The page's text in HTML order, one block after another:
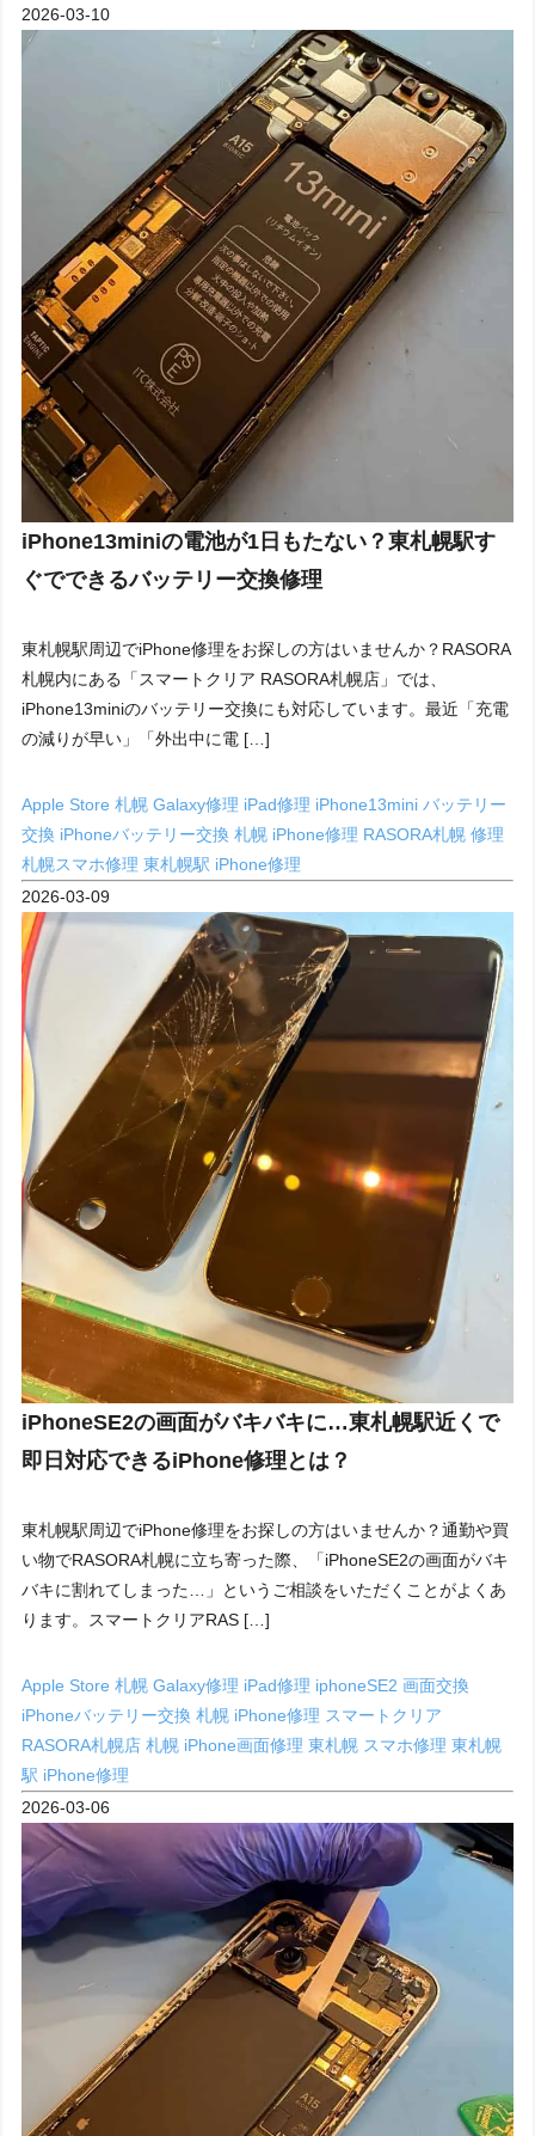
2026-03-10
iPhone13miniの電池が1日もたない？東札幌駅す
ぐでできるバッテリー交換修理
東札幌駅周辺でiPhone修理をお探しの方はいませんか？RASORA
札幌内にある「スマートクリア RASORA札幌店」では、
iPhone13miniのバッテリー交換にも対応しています。最近「充電
の減りが早い」「外出中に電 […]
Apple Store 札幌Galaxy修理 iPad修理 iPhone13mini バッテリー
交換 iPhoneバッテリー交換 札幌 iPhone修理 RASORA札幌 修理
札幌スマホ修理東札幌駅 iPhone修理
2026-03-09
iPhoneSE2の画面がバキバキに…東札幌駅近くで
即日対応できるiPhone修理とは？
東札幌駅周辺でiPhone修理をお探しの方はいませんか？通勤や買
い物でRASORA札幌に立ち寄った際、「iPhoneSE2の画面がバキ
バキに割れてしまった…」というご相談をいただくことがよくあ
ります。スマートクリアRAS […]
Apple Store 札幌Galaxy修理 iPad修理 iphoneSE2 画面交換
iPhoneバッテリー交換 札幌 iPhone修理 スマートクリア
RASORA札幌店札幌 iPhone画面修理東札幌 スマホ修理東札幌
駅 iPhone修理
2026-03-06